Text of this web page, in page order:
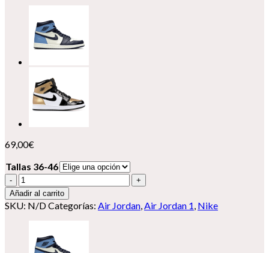
69,00€
Tallas 36-46
Nike
Air
Jordan
1
Añadir al carrito
SKU: N/DCategorías: Air Jordan,Air Jordan 1, Nike